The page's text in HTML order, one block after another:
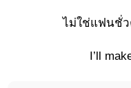
ไม่ใช่แฟนชั่ว
I’ll